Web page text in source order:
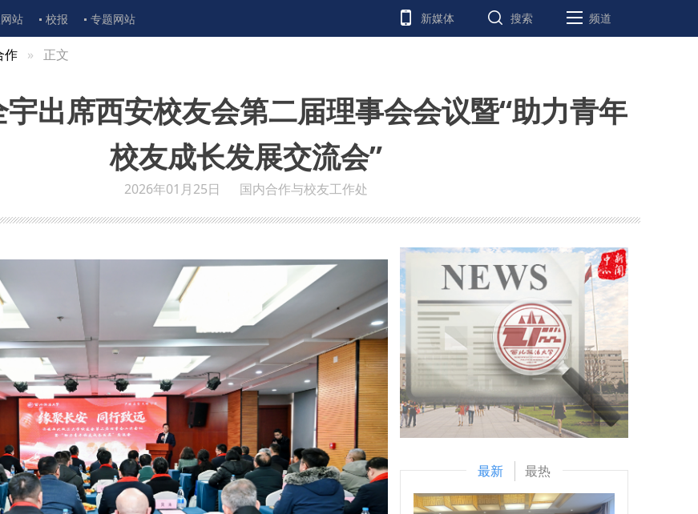
站 校报 专题网站 新媒体 搜索 频道
作 正文
出席西安校友会第二届理事会会议暨“助力青年
校友成长发展交流会”
2026年01月25日 国内合作与校友工作处
最新 最热